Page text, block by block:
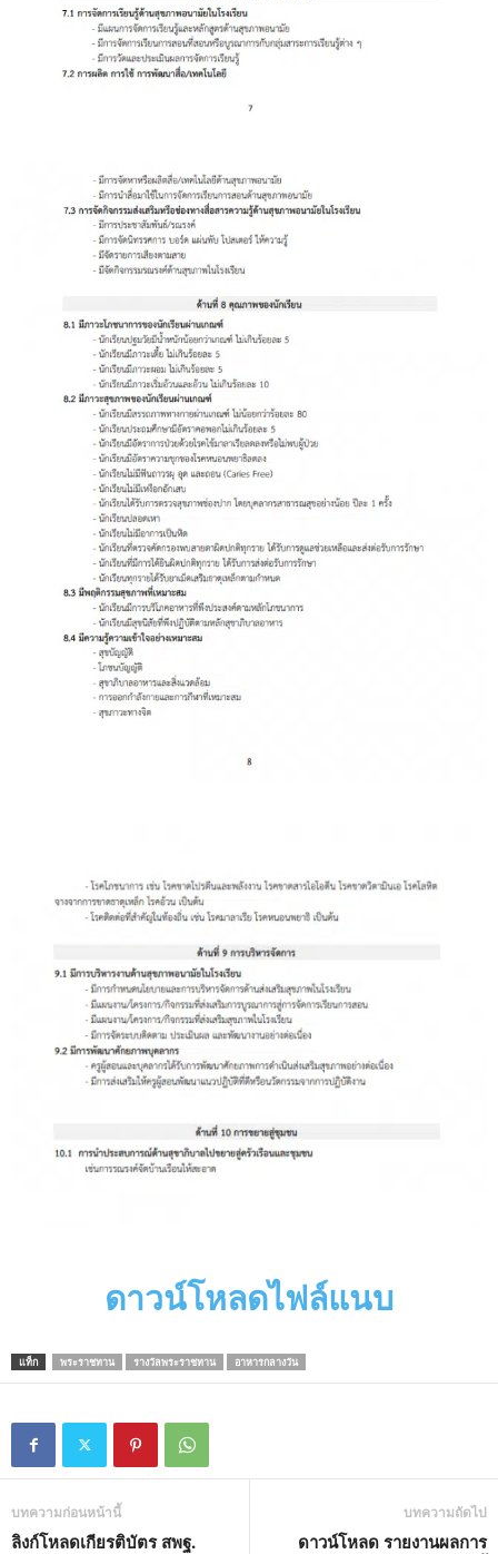
ดาวน์โหลดไฟล์แนบ
แท็ก พระราชทาน รางวัลพระราชทาน อาหารกลางวัน
บทความก่อนหน้านี้
ลิงก์โหลดเกียรติบัตร สพฐ.
บทความถัดไป
ดาวน์โหลด รายงานผลการ